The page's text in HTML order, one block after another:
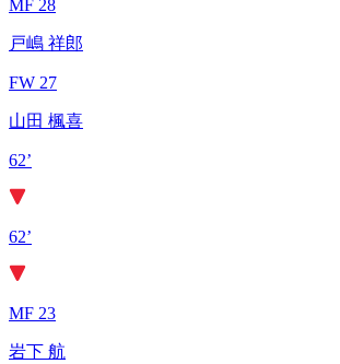
MF 28
戸嶋 祥郎
FW 27
山田 楓喜
62’
62’
MF 23
岩下 航